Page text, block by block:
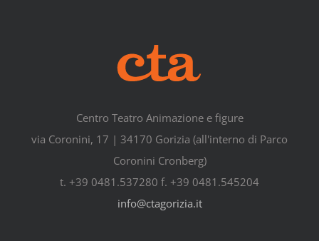
Centro Teatro Animazione e figure
via Coronini, 17 | 34170 Gorizia (all'interno di Parco
Coronini Cronberg)
t. +39 0481.537280 f. +39 0481.545204
info@ctagorizia.it